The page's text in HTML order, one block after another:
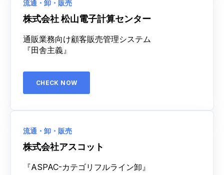
流通・卸・販売
株式会社 松山電子計算センター
通販業務向け顧客販売管理システム
『田舎主義』
CHECK NOW
流通・卸・販売
株式会社アスコット
『ASPAC-カテゴリフルライン卸』